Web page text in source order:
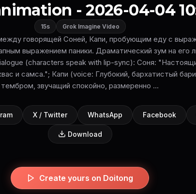
- 2026-04-04
15s Grok Imagine Video
говорящей Соней, Капи, пробующим еду с
выражением паники. Драматический зум на его
(characters speak with lip-sync): Соня:
и самса."; Капи (voice: Глубокий, бархатистый
тембром, звучащий спокойно, размеренно ...
X / Twitter WhatsApp Facebook
Download
Create yours on Doitong